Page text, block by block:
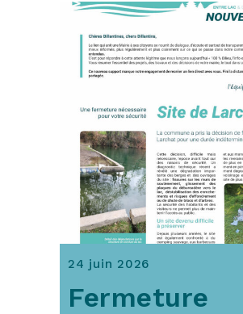
24 juin 2026
Fermeture